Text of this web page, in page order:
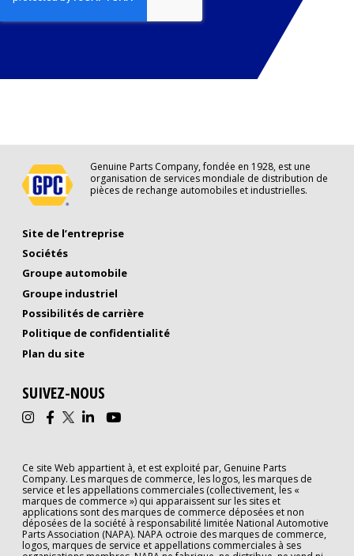
Genuine Parts Company, fondée en 1928, est une
organisation de services mondiale de distribution de
pièces de rechange automobiles et industrielles.
Site de l’entreprise
Sociétés
Groupe automobile
Groupe industriel
Possibilités de carrière
Politique de confidentialité
Plan du site
SUIVEZ-NOUS
Ce site Web appartient à, et est exploité par, Genuine Parts
Company. Les marques de commerce, les logos, les marques de
service et les appellations commerciales (collectivement, les «
marques de commerce ») qui apparaissent sur les sites et
applications sont des marques de commerce déposées et non
déposées de la société à responsabilité limitée National Automotive
Parts Association (NAPA). NAPA octroie des marques de commerce,
logos, marques de service et appellations commerciales à ses